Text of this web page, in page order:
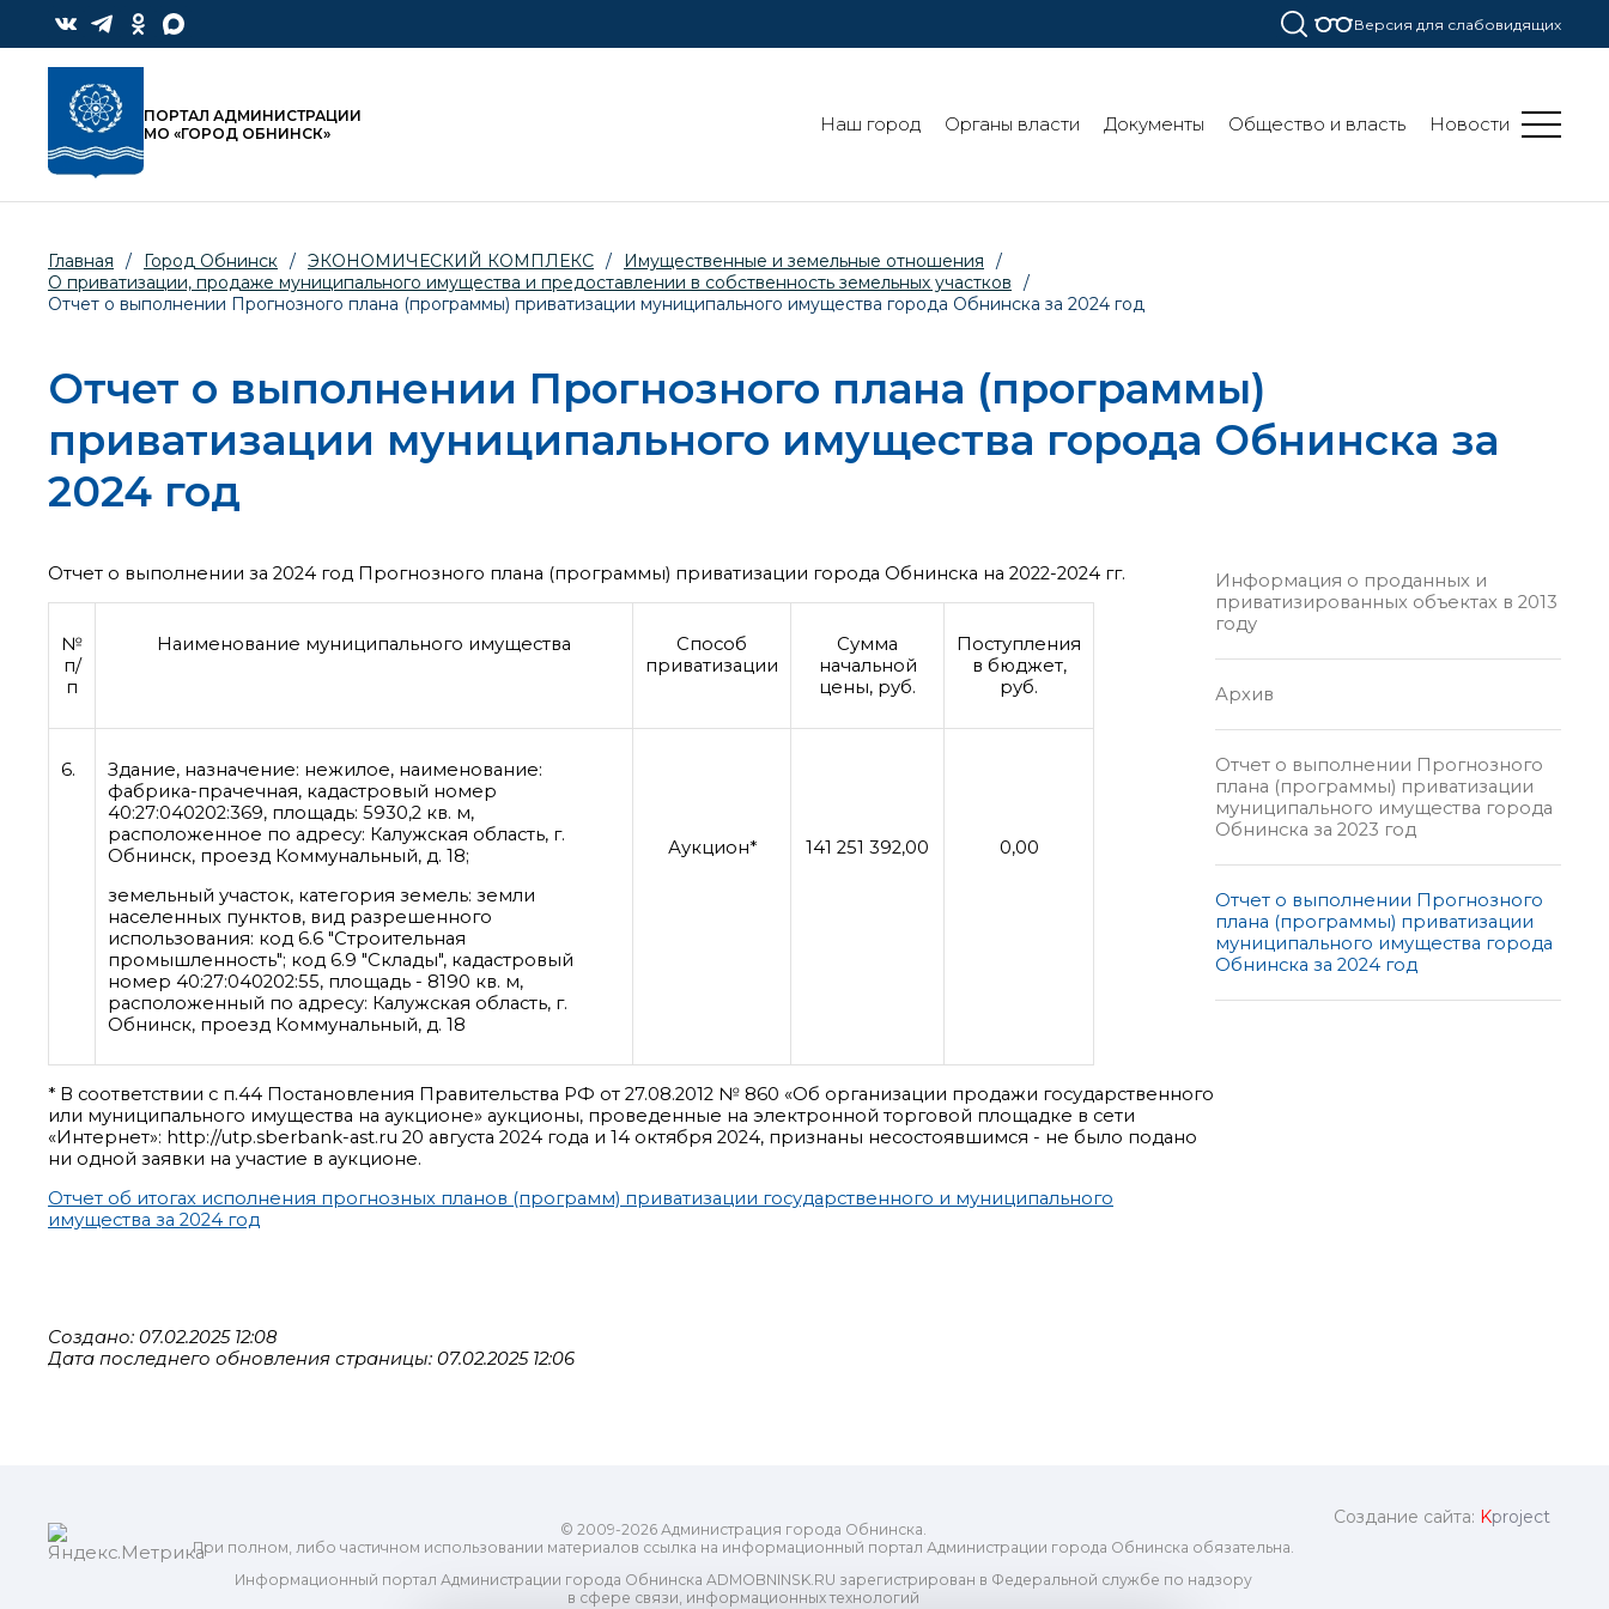
Версия для слабовидящих
ПОРТАЛ АДМИНИСТРАЦИИ
МО «ГОРОД ОБНИНСК»
Наш город Органы власти Документы Общество и власть Новости
Главная / Город Обнинск / ЭКОНОМИЧЕСКИЙ КОМПЛЕКС / Имущественные и земельные отношения
/
О приватизации, продаже муниципального имущества и предоставлении в собственность земельных участков
/
Отчет о выполнении Прогнозного плана (программы) приватизации муниципального имущества города Обнинска за 2024 год
Отчет о выполнении Прогнозного плана (программы)
приватизации муниципального имущества города Обнинска за
2024 год
Отчет о выполнении за 2024 год Прогнозного плана (программы) приватизации города Обнинска на 2022-2024 гг.
№
п/
п
Наименование муниципального имущества
Способ
приватизации
Сумма
начальной
цены, руб.
Поступления
в бюджет,
руб.
6.
Здание, назначение: нежилое, наименование:
фабрика-прачечная, кадастровый номер
40:27:040202:369, площадь: 5930,2 кв. м,
расположенное по адресу: Калужская область, г.
Обнинск, проезд Коммунальный, д. 18;
земельный участок, категория земель: земли
населенных пунктов, вид разрешенного
использования: код 6.6 "Строительная
промышленность"; код 6.9 "Склады", кадастровый
номер 40:27:040202:55, площадь - 8190 кв. м,
расположенный по адресу: Калужская область, г.
Обнинск, проезд Коммунальный, д. 18
Аукцион* 141 251 392,00 0,00
* В соответствии с п.44 Постановления Правительства РФ от 27.08.2012 № 860 «Об организации продажи государственного
или муниципального имущества на аукционе» аукционы, проведенные на электронной торговой площадке в сети
«Интернет»: http://utp.sberbank-ast.ru 20 августа 2024 года и 14 октября 2024, признаны несостоявшимся - не было подано
ни одной заявки на участие в аукционе.
Отчет об итогах исполнения прогнозных планов (программ) приватизации государственного и муниципального
имущества за 2024 год
Создано: 07.02.2025 12:08
Дата последнего обновления страницы: 07.02.2025 12:06
Информация о проданных и
приватизированных объектах в 2013
году
Архив
Отчет о выполнении Прогнозного
плана (программы) приватизации
муниципального имущества города
Обнинска за 2023 год
Отчет о выполнении Прогнозного
плана (программы) приватизации
муниципального имущества города
Обнинска за 2024 год
© 2009-2026 Администрация города Обнинска.
При полном, либо частичном использовании материалов ссылка на информационный портал Администрации города Обнинска обязательна.
Информационный портал Администрации города Обнинска ADMOBNINSK.RU зарегистрирован в Федеральной службе по надзору
в сфере связи, информационных технологий
Создание сайта: Kproject